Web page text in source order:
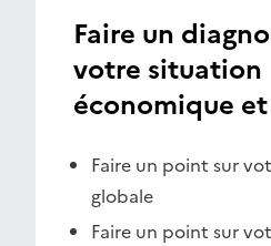
Faire un
votre situation
économique
Faire un point sur
globale
Faire un point sur